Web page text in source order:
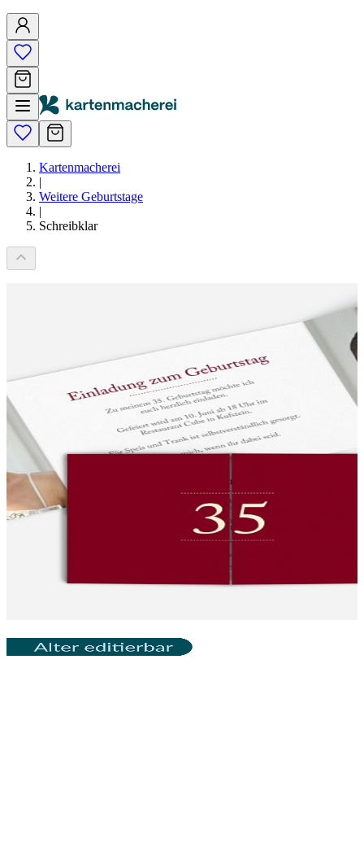
Kartenmacherei
|
Weitere Geburtstage
|
Schreibklar